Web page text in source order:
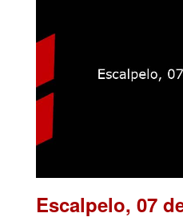
Escalpelo, 07